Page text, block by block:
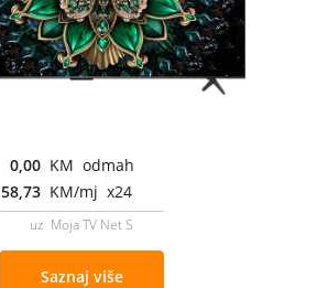
0,00 KM odmah
58,73 KM/mj x24
uz Moja TV Net S
Saznaj više